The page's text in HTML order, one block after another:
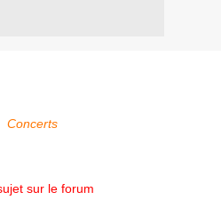
Concerts
sur le forum